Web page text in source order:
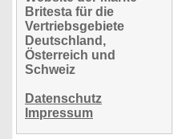
Britesta für die
Vertriebsgebiete
Deutschland,
Österreich und
Schweiz
Datenschutz
Impressum